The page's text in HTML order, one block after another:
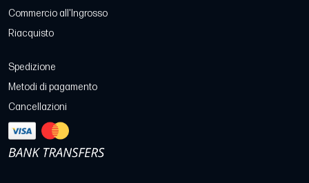
Commercio all'Ingrosso
Riacquisto
Spedizione
Metodi di pagamento
Cancellazioni